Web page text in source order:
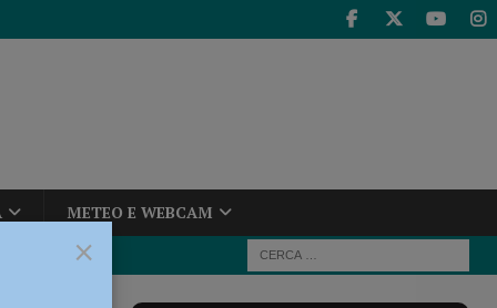
METEO E WEBCAM
×